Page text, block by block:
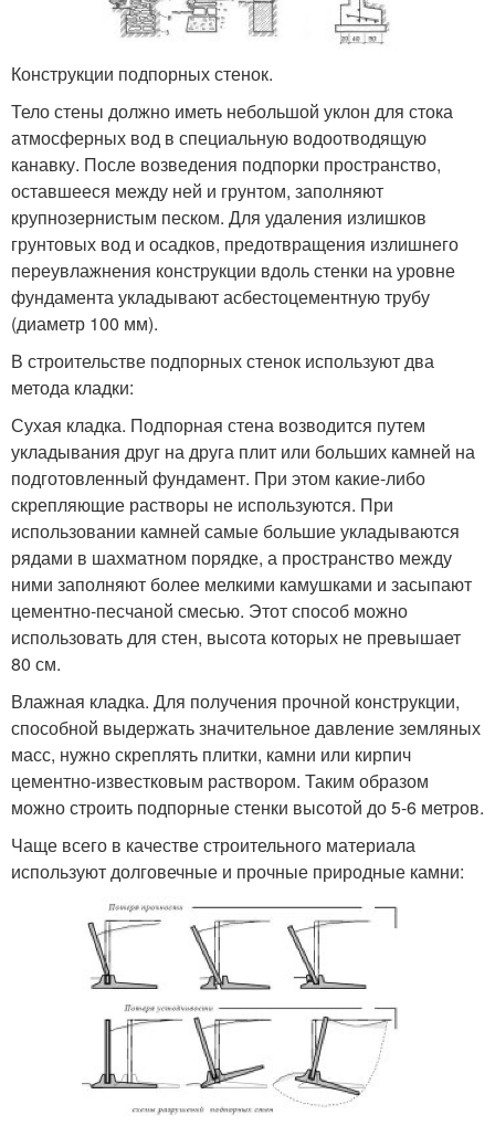
Конструкции подпорных стенок.
Тело стены должно иметь небольшой уклон для стока
атмосферных вод в специальную водоотводящую
канавку. После возведения подпорки пространство,
оставшееся между ней и грунтом, заполняют
крупнозернистым песком. Для удаления излишков
грунтовых вод и осадков, предотвращения излишнего
переувлажнения конструкции вдоль стенки на уровне
фундамента укладывают асбестоцементную трубу
(диаметр 100 мм).
В строительстве подпорных стенок используют два
метода кладки:
Сухая кладка. Подпорная стена возводится путем
укладывания друг на друга плит или больших камней на
подготовленный фундамент. При этом какие-либо
скрепляющие растворы не используются. При
использовании камней самые большие укладываются
рядами в шахматном порядке, а пространство между
ними заполняют более мелкими камушками и засыпают
цементно-песчаной смесью. Этот способ можно
использовать для стен, высота которых не превышает
80 см.
Влажная кладка. Для получения прочной конструкции,
способной выдержать значительное давление земляных
масс, нужно скреплять плитки, камни или кирпич
цементно-известковым раствором. Таким образом
можно строить подпорные стенки высотой до 5-6 метров.
Чаще всего в качестве строительного материала
используют долговечные и прочные природные камни: